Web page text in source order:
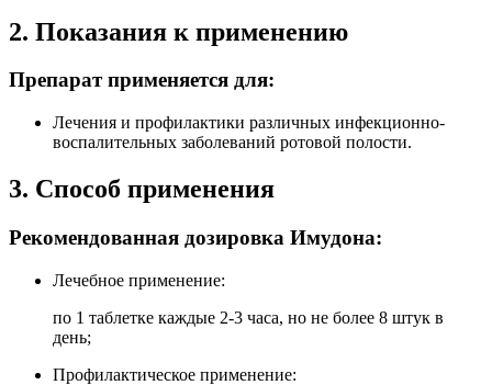
2. Показания к применению
Препарат применяется для:
Лечения и профилактики различных инфекционно-
воспалительных заболеваний ротовой полости.
3. Способ применения
Рекомендованная дозировка Имудона:
Лечебное применение:
по 1 таблетке каждые 2-3 часа, но не более 8 штук в
день;
Профилактическое применение: